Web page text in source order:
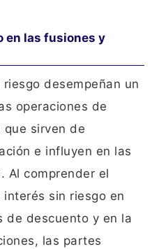
en las fusiones y
desempeñan un
operaciones de
sirven de
e influyen en las
Al comprender el
sin riesgo en
de descuento y en la
las partes